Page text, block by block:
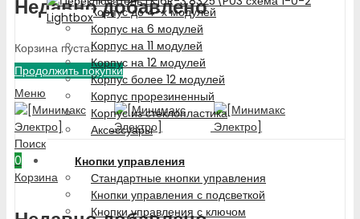
Недавно добавлено
Корзина пуста!
Продолжить покупки
Меню
Поиск
0
Корзина
Корпус до 4-х модулей
Корпус на 6 модулей
Корпус на 11 модулей
Корпус на 12 модулей
Корпус более 12 модулей
Корпус прорезиненный
Корпус из стеклопластика
Аксессуары
Кнопки управления
Стандартные кнопки управления
Кнопки управления с подсветкой
Кнопки управления с ключом
Lightbox